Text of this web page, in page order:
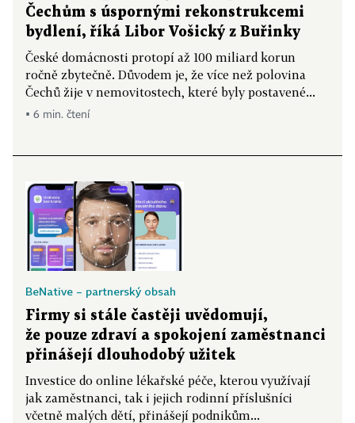
Čechům s úspornými rekonstrukcemi
bydlení, říká Libor Vošický z Buřinky
České domácnosti protopí až 100 miliard korun
ročně zbytečně. Důvodem je, že více než polovina
Čechů žije v nemovitostech, které byly postavené...
▪ 6 min. čtení
BeNative – partnerský obsah
Firmy si stále častěji uvědomují,
že pouze zdraví a spokojení zaměstnanci
přinášejí dlouhodobý užitek
Investice do online lékařské péče, kterou využívají
jak zaměstnanci, tak i jejich rodinní příslušníci
včetně malých dětí, přinášejí podnikům...